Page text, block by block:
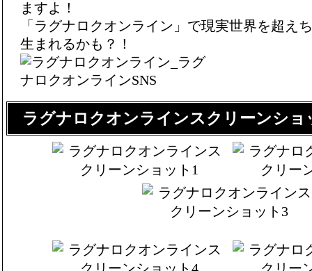
ますよ！
「ラグナロクオンライン」で現実世界を超え
生まれるかも？！
ラグナロクオンラインスクリーンショ